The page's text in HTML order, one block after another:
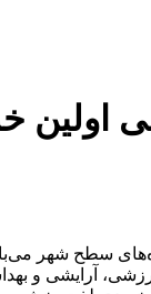
سطح شهر
آرایشی و